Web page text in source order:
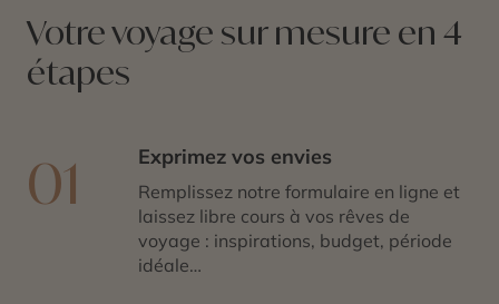
Votre voyage sur mesure en 4
étapes
01 Exprimez vos envies
Remplissez notre formulaire en ligne et
laissez libre cours à vos rêves de
voyage : inspirations, budget, période
idéale…